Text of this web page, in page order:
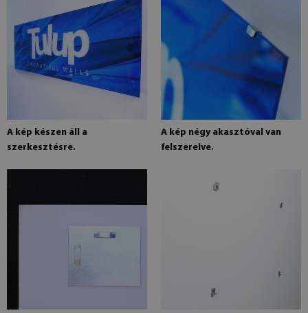
A kép készen áll a
szerkesztésre.
A kép négy akasztóval van
felszerelve.